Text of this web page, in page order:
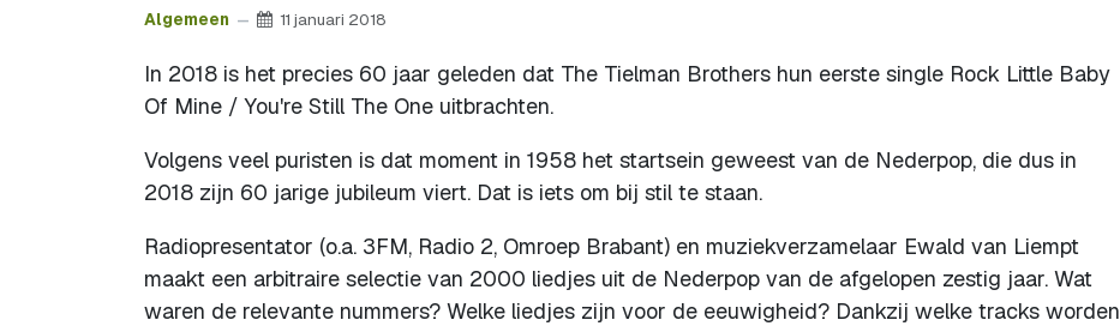
Algemeen 11 januari 2018
In 2018 is het precies 60 jaar geleden dat The Tielman Brothers hun eerste single Rock Little Baby
Of Mine / You're Still The One uitbrachten.
Volgens veel puristen is dat moment in 1958 het startsein geweest van de Nederpop, die dus in
2018 zijn 60 jarige jubileum viert. Dat is iets om bij stil te staan.
Radiopresentator (o.a. 3FM, Radio 2, Omroep Brabant) en muziekverzamelaar Ewald van Liempt
maakt een arbitraire selectie van 2000 liedjes uit de Nederpop van de afgelopen zestig jaar. Wat
waren de relevante nummers? Welke liedjes zijn voor de eeuwigheid? Dankzij welke tracks worden